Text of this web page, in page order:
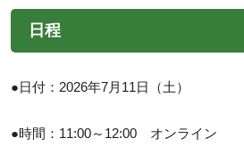
日程
●日付：2026年7月11日（土）
●時間：11:00～12:00 オンライン